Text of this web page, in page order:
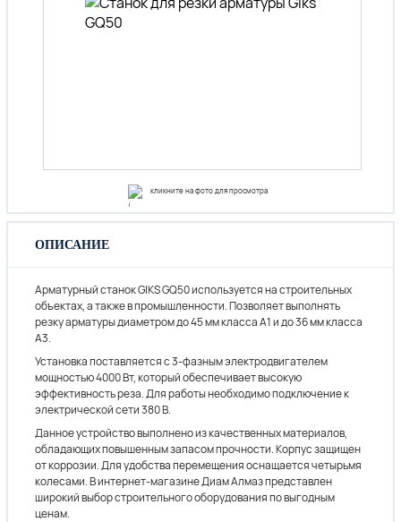
кликните на фото для просмотра
ОПИСАНИЕ
Арматурный станок GIKS GQ50 используется на строительных
объектах, а также в промышленности. Позволяет выполнять
резку арматуры диаметром до 45 мм класса А1 и до 36 мм класса
А3.
Установка поставляется с 3-фазным электродвигателем
мощностью 4000 Вт, который обеспечивает высокую
эффективность реза. Для работы необходимо подключение к
электрической сети 380 В.
Данное устройство выполнено из качественных материалов,
обладающих повышенным запасом прочности. Корпус защищен
от коррозии. Для удобства перемещения оснащается четырьмя
колесами. В интернет-магазине Диам Алмаз представлен
широкий выбор строительного оборудования по выгодным
ценам.